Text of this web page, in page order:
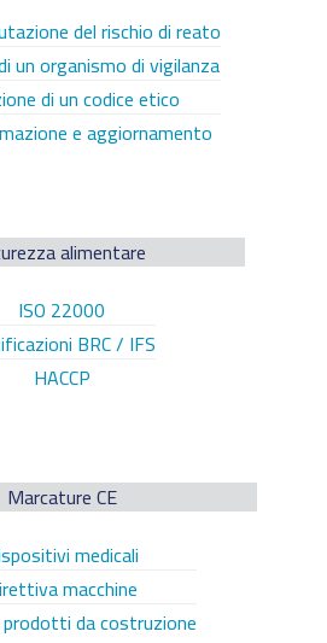
del rischio di reato
un organismo di vigilanza
di un codice etico
e aggiornamento
alimentare
ISO 22000
BRC / IFS
HACCP
Marcature CE
medicali
macchine
da costruzione